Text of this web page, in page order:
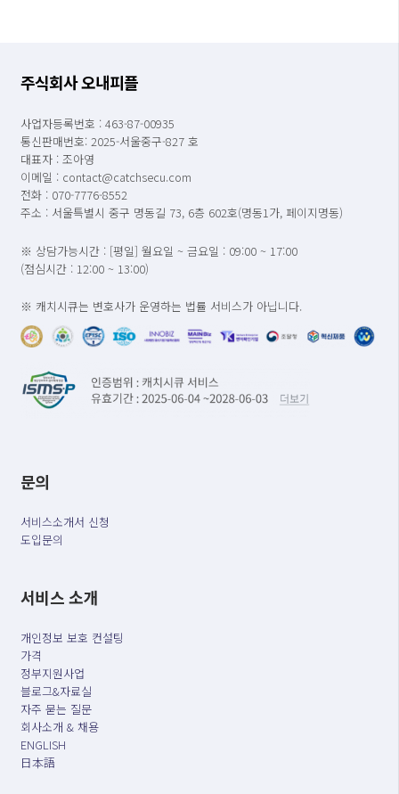
주식회사 오내피플
사업자등록번호 : 463-87-00935
통신판매번호: 2025-서울중구-827 호
대표자 : 조아영
이메일 : contact@catchsecu.com
전화 : 070-7776-8552
주소 : 서울특별시 중구 명동길 73, 6층 602호(명동1가, 페이지명동)
※ 상담가능시간 : [평일] 월요일 ~ 금요일 : 09:00 ~ 17:00
(점심시간 : 12:00 ~ 13:00)
※ 캐치시큐는 변호사가 운영하는 법률 서비스가 아닙니다.
문의
서비스소개서 신청
도입문의
서비스 소개
개인정보 보호 컨설팅
가격
정부지원사업
블로그&자료실
자주 묻는 질문
회사소개 & 채용
ENGLISH
日本語